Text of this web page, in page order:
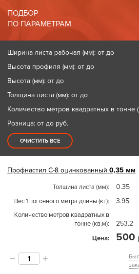
ПОДБОР
ПО ПАРАМЕТРАМ
Ширина листа рабочая (мм): от до
Высота профиля (мм): от до
Высота (мм): от до
Толщина листа (мм): от до
Количество метров квадратных в тонне
Розница: от до руб.
ОЧИСТИТЬ ВСЕ
Профнастил С-8 оцинкованный 0,35 мм
Толщина листа (мм) 0.35
Вес 1 погонного метра длины (кг) 3.95
Количество метров квадратных в
тонне (кв.м)
253.2
Цена 500